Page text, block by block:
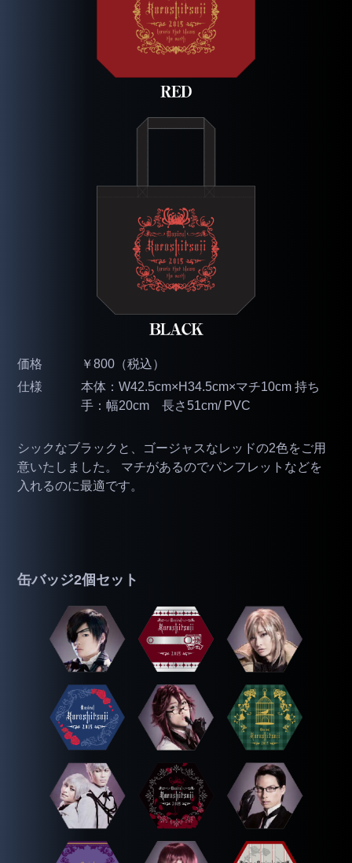
価格
￥800（税込）
仕様
本体：W42.5cm×H34.5cm×マチ10cm 持ち
手：幅20cm 長さ51cm/ PVC
シックなブラックと、ゴージャスなレッドの2色をご用
意いたしました。 マチがあるのでパンフレットなどを
入れるのに最適です。
缶バッジ2個セット